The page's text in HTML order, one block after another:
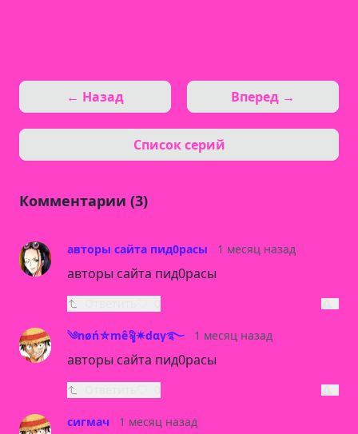
← Назад
Список серий
Вперед →
Комментарии (3)
авторы сайта пид0расы 1 месяц назад
авторы сайта пид0расы
༄nøń⛥mêৡী✷dαγ࿐ 1 месяц назад
авторы сайта пид0расы
сигмач 1 месяц назад